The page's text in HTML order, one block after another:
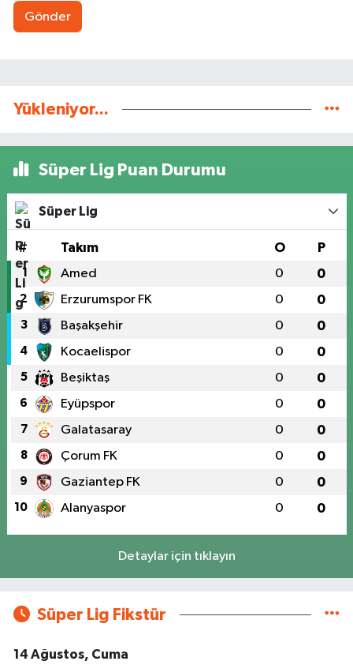
Gönder
Yükleniyor...
Süper Lig Puan Durumu
Süper Lig
# Takım O P
1 Amed 0 0
2 Erzurumspor FK 0 0
3 Başakşehir 0 0
4 Kocaelispor 0 0
5 Beşiktaş 0 0
6 Eyüpspor 0 0
7 Galatasaray 0 0
8 Çorum FK 0 0
9 Gaziantep FK 0 0
10 Alanyaspor 0 0
Detaylar için tıklayın
Süper Lig Fikstür
14 Ağustos, Cuma